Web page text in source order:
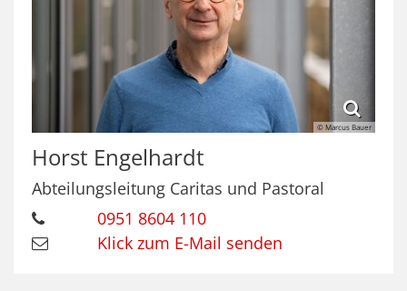
© Marcus Bauer
Horst Engelhardt
Abteilungsleitung Caritas und Pastoral
0951 8604 110
Klick zum E-Mail senden